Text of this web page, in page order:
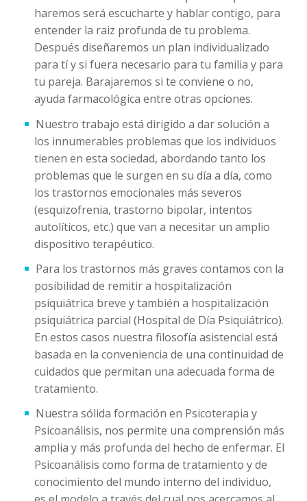
haremos será escucharte y hablar contigo, para
entender la raiz profunda de tu problema.
Después diseñaremos un plan individualizado
para tí y si fuera necesario para tu familia y para
tu pareja. Barajaremos si te conviene o no,
ayuda farmacológica entre otras opciones.
Nuestro trabajo está dirigido a dar solución a
los innumerables problemas que los individuos
tienen en esta sociedad, abordando tanto los
problemas que le surgen en su día a día, como
los trastornos emocionales más severos
(esquizofrenia, trastorno bipolar, intentos
autolíticos, etc.) que van a necesitar un amplio
dispositivo terapéutico.
Para los trastornos más graves contamos con la
posibilidad de remitir a hospitalización
psiquiátrica breve y también a hospitalización
psiquiátrica parcial (Hospital de Día Psiquiátrico).
En estos casos nuestra filosofía asistencial está
basada en la conveniencia de una continuidad de
cuidados que permitan una adecuada forma de
tratamiento.
Nuestra sólida formación en Psicoterapia y
Psicoanálisis, nos permite una comprensión más
amplia y más profunda del hecho de enfermar. El
Psicoanálisis como forma de tratamiento y de
conocimiento del mundo interno del individuo,